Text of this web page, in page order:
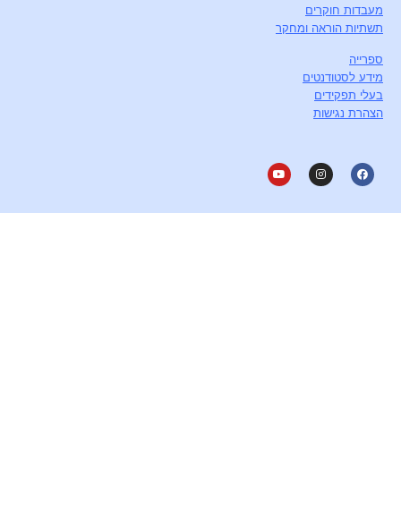
מעבדות חוקרים
תשתיות הוראה ומחקר
ספרייה
מידע לסטודנטים
בעלי תפקידים
הצהרת נגישות